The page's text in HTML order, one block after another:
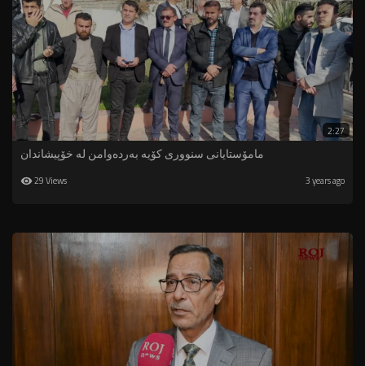
2:27
مامۆستایانى سنوورى کۆیە بەردەوامن لە خۆپیشاندان
29 Views 3 years ago